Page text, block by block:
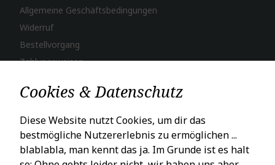
Allgemeine Geschäftsbedingungen
Widerruf
Bestellvorgang
Zahlungsweisen
LADENÖFFNUNGSZEITEN
Mo – Fr: 10 – 18 Uhr
Sa: 10 – 16 Uhr
Cookies & Datenschutz
Diese Website nutzt Cookies, um dir das
bestmögliche Nutzererlebnis zu ermöglichen ...
blablabla, man kennt das ja. Im Grunde ist es halt